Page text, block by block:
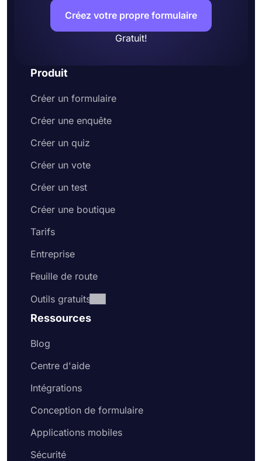
Créez votre propre formulaire
Gratuit!
Produit
Créer un formulaire
Créer une enquête
Créer un quiz
Créer un vote
Créer un test
Créer une boutique
Tarifs
Entreprise
Feuille de route
Outils gratuits
Ressources
Blog
Centre d'aide
Intégrations
Conception de formulaire
Applications mobiles
Sécurité